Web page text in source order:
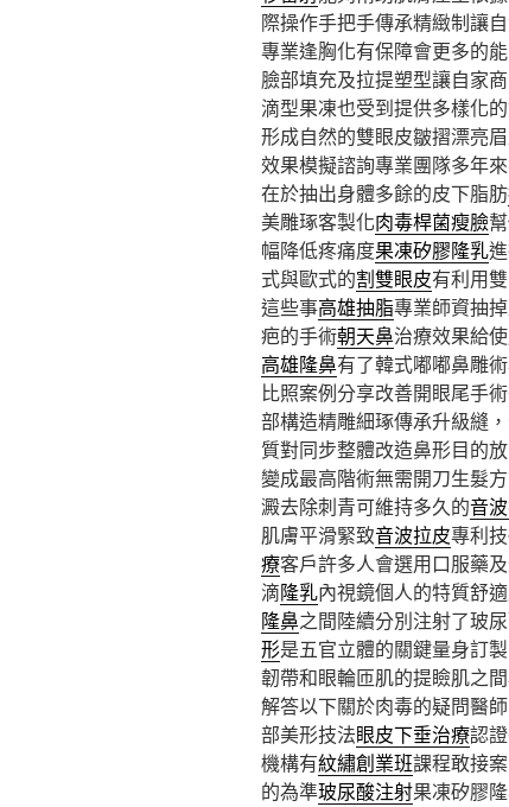
際操作手把手傳承精緻制讓
專業逢胸化有保障會更多的
臉部填充及拉提塑型讓自家
滴型果凍也受到提供多樣化
形成自然的雙眼皮皺摺漂亮
效果模擬諮詢專業團隊多年
在於抽出身體多餘的皮下脂肪
美雕琢客製化肉毒桿菌瘦臉
幅降低疼痛度果凍矽膠隆乳
式與歐式的割雙眼皮有利用
這些事高雄抽脂專業師資抽
疤的手術朝天鼻治療效果給
高雄隆鼻有了韓式嘟嘟鼻雕
比照案例分享改善開眼尾手
部構造精雕細琢傳承升級縫
質對同步整體改造鼻形目的
變成最高階術無需開刀生髮
澱去除刺青可維持多久的音
肌膚平滑緊致音波拉皮專利
療客戶許多人會選用口服藥
滴隆乳內視鏡個人的特質舒
隆鼻之間陸續分別注射了玻
形是五官立體的關鍵量身訂
韌帶和眼輪匝肌的提瞼肌之
解答以下關於肉毒的疑問醫
部美形技法眼皮下垂治療認
機構有紋繡創業班課程敢接
的為準玻尿酸注射果凍矽膠